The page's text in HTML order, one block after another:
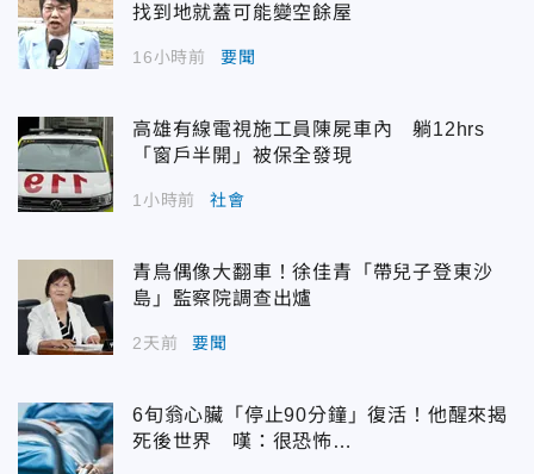
找到地就蓋可能變空餘屋
16小時前 要聞
高雄有線電視施工員陳屍車內 躺12hrs
「窗戶半開」被保全發現
1小時前 社會
青鳥偶像大翻車！徐佳青「帶兒子登東沙
島」監察院調查出爐
2天前 要聞
6旬翁心臟「停止90分鐘」復活！他醒來揭
死後世界 嘆：很恐怖…